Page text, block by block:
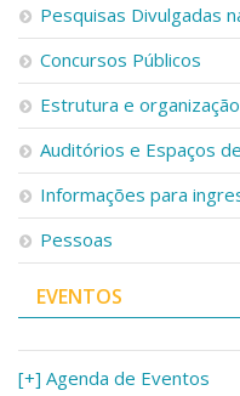
Pesquisas Divulgadas
Concursos Públicos
Estrutura e
Auditórios e Espaços
Informações para
Pessoas
EVENTOS
[+] Agenda de Eventos